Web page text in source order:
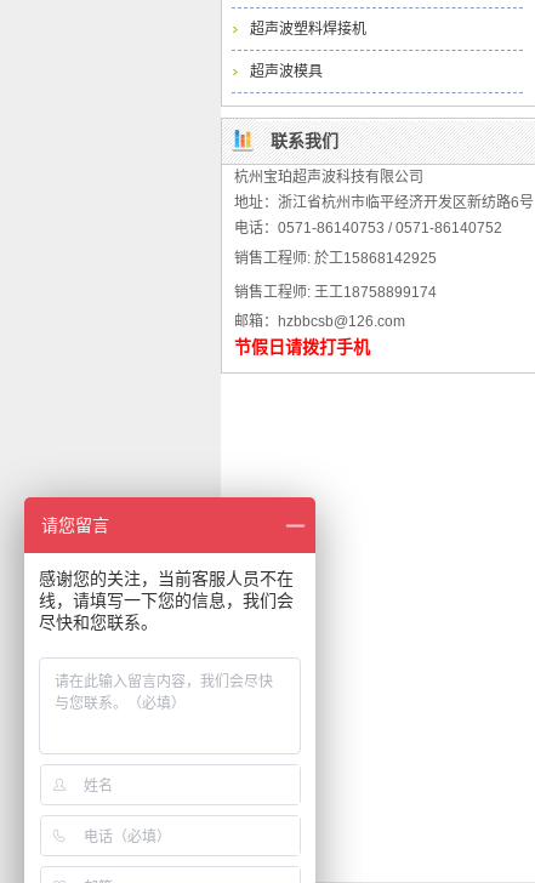
超声波塑料焊接机
超声波模具
联系我们
杭州宝珀超声波科技有限公司
地址：浙江省杭州市临平经济开发区新纺路6号
电话：0571-86140753 / 0571-86140752
销售工程师: 於工15868142925
销售工程师: 王工18758899174
邮箱：hzbbcsb@126.com
节假日请拨打手机
请您留言
感谢您的关注，当前客服人员不在
线，请填写一下您的信息，我们会
尽快和您联系。